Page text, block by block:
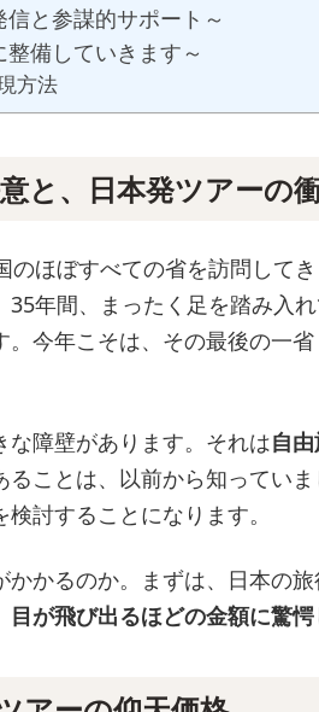
と参謀的サポート～
備していきます～
方法
と、日本発ツアーの
のほぼすべての省を訪問して
年間、まったく足を踏み入
。今年こそは、その最後の一
な障壁があります。それは自
ることは、以前から知ってい
討することになります。
かるのか。まずは、日本の
目が飛び出るほどの金額に驚愕